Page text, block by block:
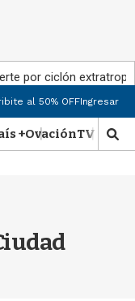
por ciclón
al 50% OFFIngresar
+OvaciónTV Show
M
o